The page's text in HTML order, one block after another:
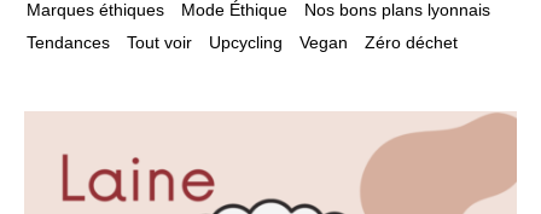
Marques éthiques
Mode Éthique
Nos bons plans lyonnais
Tendances
Tout voir Upcycling Vegan Zéro déchet